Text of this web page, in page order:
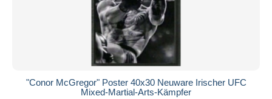
"Conor McGregor" Poster 40x30 Neuware Irischer UFC
Mixed-Martial-Arts-Kämpfer